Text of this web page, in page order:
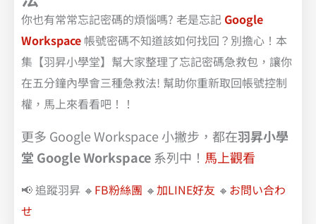
你也有常常忘記密碼的煩惱嗎? 老是忘記 Google
Workspace 帳號密碼不知道該如何找回？別擔心！本
集【羽昇小學堂】幫大家整理了忘記密碼急救包，讓你
在五分鐘內學會三種急救法! 幫助你重新取回帳號控制
權，馬上來看看吧！！
更多 Google Workspace 小撇步，都在羽昇小學
堂 Google Workspace系列中！ 馬上觀看
📢 追蹤羽昇 🔸 FB粉絲團 🔸加LINE好友 🔸 お問い合わ
せ